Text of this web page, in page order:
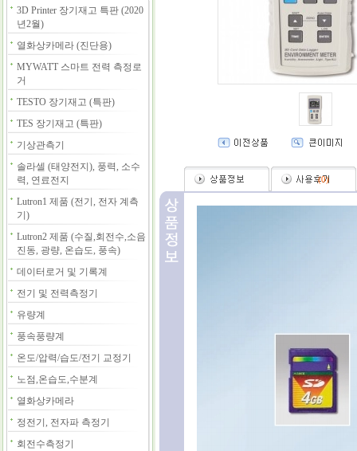
3D Printer 장기재고 특판 (2020
년2월)
열화상카메라 (진단용)
MYWATT 스마트 전력 측정로
거
TESTO 장기재고 (특판)
TES 장기재고 (특판)
기상관측기
솔라셀 (태양전지), 풍력, 소수
력, 연료전지
Lutron1 제품 (전기, 전자 계측
기)
Lutron2 제품 (수질,회전수,소음
진동, 광량, 온습도, 풍속)
데이터로거 및 기록계
전기 및 전력측정기
유량계
풍속풍량계
온도/압력/습도/전기 교정기
노점,온습도,수분계
열화상카메라
정전기, 전자파 측정기
회전수측정기
(0)